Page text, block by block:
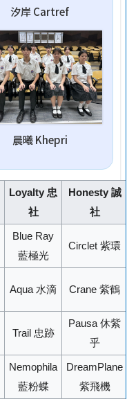
汐岸 Cartref
晨曦 Khepri
Loyalty 忠
社
Honesty 誠
社
Blue Ray
藍極光
Circlet 紫環
Aqua 水滴 Crane 紫鶴
Trail 忠跡
Pausa 休紫
乎
Nemophila
藍粉蝶
DreamPlane
紫飛機